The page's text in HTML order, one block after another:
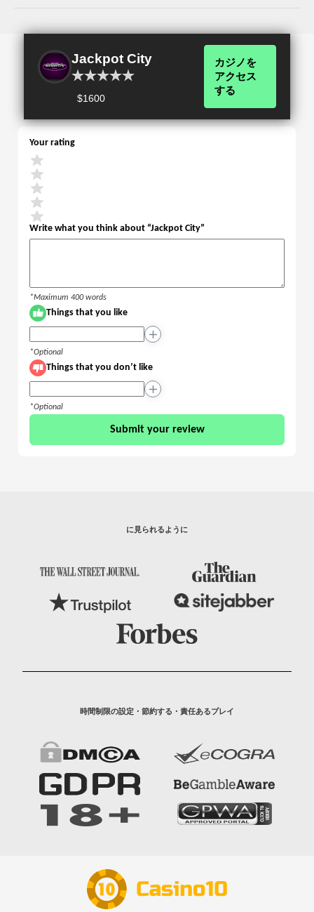
Your rating
Write what you think about “Jackpot City”
*Maximum 400 words
Things that you like
*Optional
Things that you don’t like
*Optional
Submit your review
Jackpot City
$1600
カジノを
アクセス
する
に見られるように
時間制限の設定・節約する・責任あるプレイ
Russia is not “just” attacking the Ukraine people.
donations.
Donate Option 1
Donate Option 2